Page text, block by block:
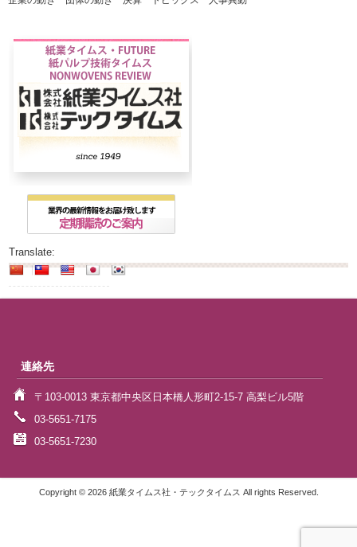
Translate:
連絡先
〒103-0013 東京都中央区日本橋人形町2-15-7 高梨ビル5階
03-5651-7175
03-5651-7230
Copyright © 2026 紙業タイムス社・テックタイムス All rights Reserved.